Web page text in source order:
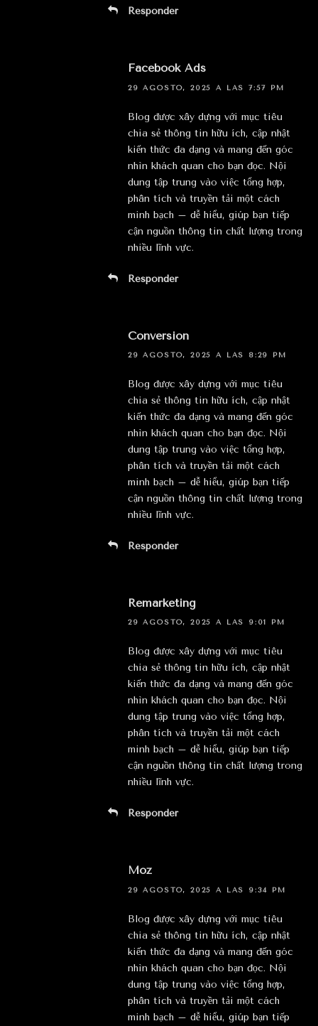
Responder
Facebook Ads
29 AGOSTO, 2025 A LAS 7:57 PM
Blog được xây dựng với mục tiêu
chia sẻ thông tin hữu ích, cập nhật
kiến thức đa dạng và mang đến góc
nhìn khách quan cho bạn đọc. Nội
dung tập trung vào việc tổng hợp,
phân tích và truyền tải một cách
minh bạch – dễ hiểu, giúp bạn tiếp
cận nguồn thông tin chất lượng trong
nhiều lĩnh vực.
Responder
Conversion
29 AGOSTO, 2025 A LAS 8:29 PM
Blog được xây dựng với mục tiêu
chia sẻ thông tin hữu ích, cập nhật
kiến thức đa dạng và mang đến góc
nhìn khách quan cho bạn đọc. Nội
dung tập trung vào việc tổng hợp,
phân tích và truyền tải một cách
minh bạch – dễ hiểu, giúp bạn tiếp
cận nguồn thông tin chất lượng trong
nhiều lĩnh vực.
Responder
Remarketing
29 AGOSTO, 2025 A LAS 9:01 PM
Blog được xây dựng với mục tiêu
chia sẻ thông tin hữu ích, cập nhật
kiến thức đa dạng và mang đến góc
nhìn khách quan cho bạn đọc. Nội
dung tập trung vào việc tổng hợp,
phân tích và truyền tải một cách
minh bạch – dễ hiểu, giúp bạn tiếp
cận nguồn thông tin chất lượng trong
nhiều lĩnh vực.
Responder
Moz
29 AGOSTO, 2025 A LAS 9:34 PM
Blog được xây dựng với mục tiêu
chia sẻ thông tin hữu ích, cập nhật
kiến thức đa dạng và mang đến góc
nhìn khách quan cho bạn đọc. Nội
dung tập trung vào việc tổng hợp,
phân tích và truyền tải một cách
minh bạch – dễ hiểu, giúp bạn tiếp